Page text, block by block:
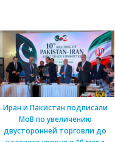
Иран и Пакистан подписали
МоВ по увеличению
двусторонней торговли до